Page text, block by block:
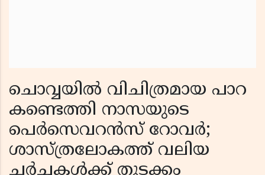
ചൊവ്വയിൽ വിചിത്രമായ പാറ
കണ്ടെത്തി നാസയുടെ
പെർസെവറൻസ് റോവർ;
ശാസ്ത്രലോകത്ത് വലിയ